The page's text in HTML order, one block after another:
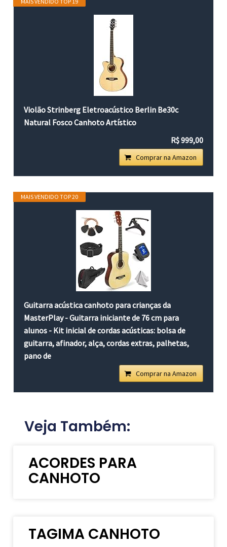
Violão Strinberg Eletroacústico Berlin Be30c
Natural Fosco Canhoto Artístico
R$ 999,00
Comprar na Amazon
MAIS VENDIDO TOP 20
Guitarra acústica canhoto para crianças da
MasterPlay - Guitarra iniciante de 76 cm para
alunos - Kit inicial de cordas acústicas: bolsa de
guitarra, afinador, alça, cordas extras, palhetas,
pano de
Comprar na Amazon
Veja Também:
ACORDES PARA
CANHOTO
TAGIMA CANHOTO